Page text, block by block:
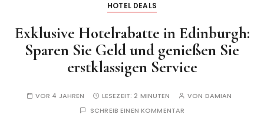
HOTEL DEALS
Exklusive Hotelrabatte in Edinburgh:
Sparen Sie Geld und genießen Sie
erstklassigen Service
VOR 4 JAHREN LESEZEIT:2 MINUTEN VON DAMIAN
SCHREIB EINEN KOMMENTAR